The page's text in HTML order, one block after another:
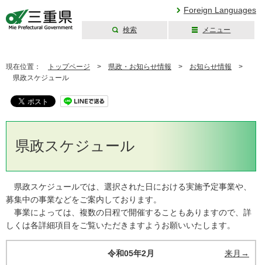
Foreign Languages
検索 メニュー
現在位置： トップページ > 県政・お知らせ情報 > お知らせ情報 >
県政スケジュール
県政スケジュール
県政スケジュールでは、選択された日における実施予定事業や、
募集中の事業などをご案内しております。
事業によっては、複数の日程で開催することもありますので、詳
しくは各詳細項目をご覧いただきますようお願いいたします。
令和05年2月 来月→